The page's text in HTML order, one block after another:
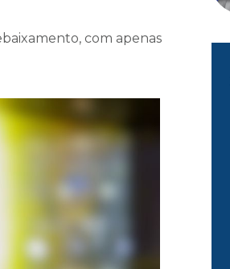
com apenas